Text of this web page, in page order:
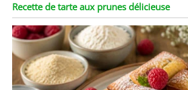
Recette de tarte aux prunes délicieuse